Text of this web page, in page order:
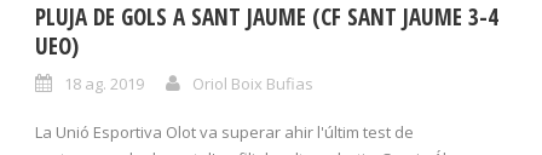
PLUJA DE GOLS A SANT JAUME (CF SANT JAUME 3-4
UEO)
18 ag. 2019 Oriol Boix Bufias
La Unió Esportiva Olot va superar ahir l'últim test de